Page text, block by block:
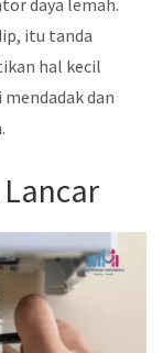
daya lemah.
itu tanda
hal kecil
dan